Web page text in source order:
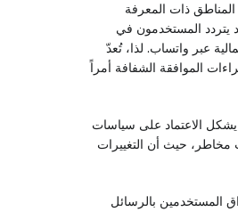
ذات المعرفة
يتردد المستخدمون في
عبر واتساب. لذا، تُعدّ
الموافقة الشفافة أمراً
الاعتماد على سياسات
مخاطر، حيث أن التغييرات
المستخدمين بالرسائل